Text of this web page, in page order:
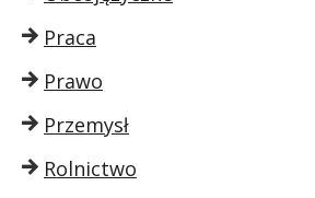
Praca
Prawo
Przemysł
Rolnictwo